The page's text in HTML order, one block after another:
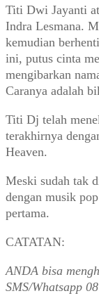
Titi Dwi Jayanti
Indra Lesmana.
kemudian
ini, putus cinta
mengibarkan
Caranya adalah
Titi Dj telah
terakhirnya
Heaven.
Meski sudah tak
dengan musik
pertama.
CATATAN:
ANDA bisa
SMS/Whatsapp